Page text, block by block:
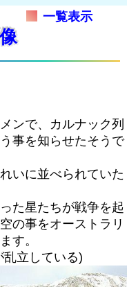
一覧表示
ンで、カルナック列
事を知らせたそうで
いに並べられていた
た星たちが戦争を起
の事をオーストラリ
す。
立している)